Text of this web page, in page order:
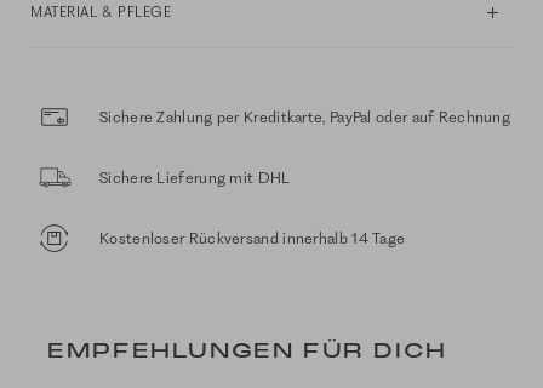
MATERIAL & PFLEGE
Sichere Zahlung per Kreditkarte, PayPal oder auf Rechnung
Sichere Lieferung mit DHL
Kostenloser Rückversand innerhalb 14 Tage
EMPFEHLUNGEN FÜR DICH